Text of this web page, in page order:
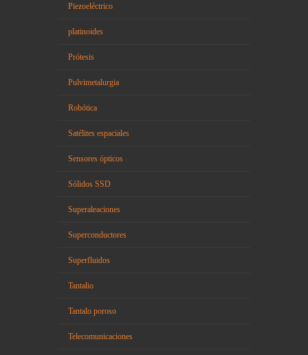
Piezoeléctrico
platinoides
Prótesis
Pulvimetalurgia
Robótica
Satélites espaciales
Sensores ópticos
Sólidos SSD
Superaleaciones
Superconductores
Superfluidos
Tantalio
Tantalo poroso
Telecomunicaciones